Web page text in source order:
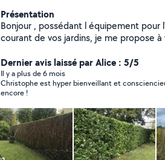
Présentation
Bonjour , possédant l équipement pour l' entretien
courant de vos jardins, je me propose à
de haies , etc Je peux également vous
déchets verts.
Dernier avis laissé par Alice : 5/5
Il y a plus de 6 mois
Christophe est hyper bienveillant et consciencieux .
encore !